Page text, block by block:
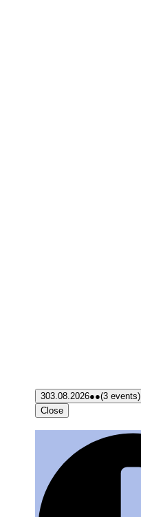
303.08.2026●●(3 events)
Close